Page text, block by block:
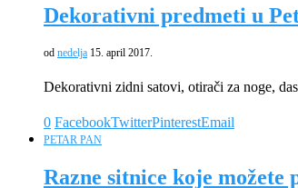
Dekorativni predmeti u
od nedelja 15. april 2017.
Dekorativni zidni satovi, otirači za noge,
0 FacebookTwitterPinterestEmail
PETAR PAN
Razne sitnice koje